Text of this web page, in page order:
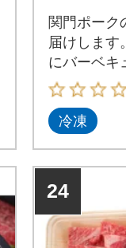
関門ポーク
届けします
にバーベキ
込みにも使
冷凍
24